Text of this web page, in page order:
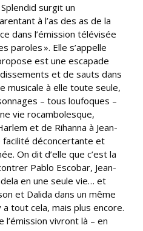
surgit un
à l’as des as de la
dans l’émission télévisée
paroles ». Elle s’appelle
est une escapade
et de sauts dans
musicale à elle toute seule,
– tous loufoques –
vie rocambolesque,
et de Rihanna à Jean-
facilité déconcertante et
On dit d’elle que c’est la
Pablo Escobar, Jean-
en une seule vie… et
et Dalida dans un même
tout cela, mais plus encore.
l’émission vivront là – en